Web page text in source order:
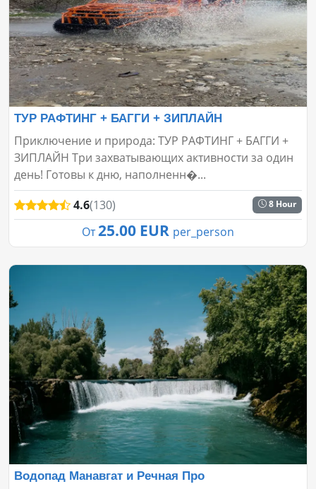
ТУР РАФТИНГ + БАГГИ + ЗИПЛАЙН
Приключение и природа: ТУР РАФТИНГ + БАГГИ +
ЗИПЛАЙН Три захватывающих активности за один
день! Готовы к дню, наполненн�...
4.6(130) 8 Hour
От25.00 EUR per_person
Водопад Манавгат и Речная Про